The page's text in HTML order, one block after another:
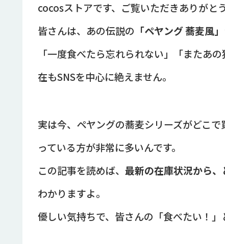
cocosストアです、ご覧いただきありがと
皆さんは、あの伝説の 「ペヤング 蕎麦風」
「一度食べたら忘れられない」「またあ
在もSNSを中心に絶えません。
実は今、ペヤングの蕎麦シリーズがどこ
っている方が非常に多いんです。
この記事を読めば、 最新の在庫状況から
わかりますよ。
優しい気持ちで、皆さんの「食べたい！